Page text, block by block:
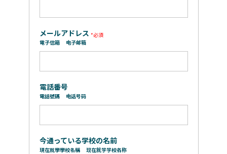
メールアドレス
電子信箱 电子邮箱
電話番号
電話號碼 电话号码
今通っている学校の名前
現在就學學校名稱 现在就学学校名称